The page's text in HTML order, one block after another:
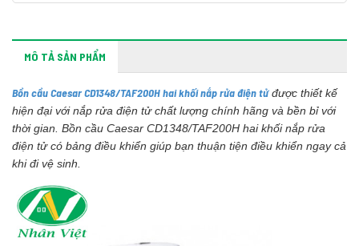
MÔ TẢ SẢN PHẨM
Bồn cầu Caesar CD1348/TAF200H hai khối nắp rửa điện tửđược thiết kế
hiện đại với nắp rửa điện tử chất lượng chính hãng và bền bỉ với
thời gian. Bồn cầu Caesar CD1348/TAF200H hai khối nắp rửa
điện tử có bảng điều khiển giúp bạn thuận tiện điều khiển ngay cả
khi đi vệ sinh.